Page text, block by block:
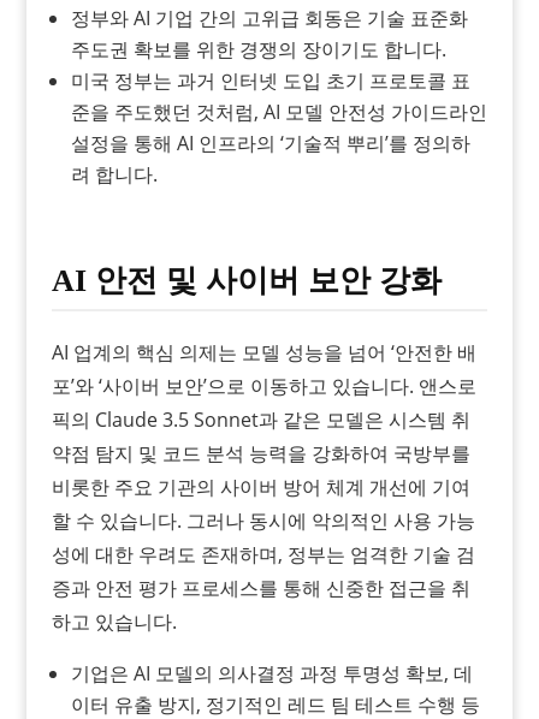
정부와 AI 기업 간의 고위급 회동은 기술 표준화
주도권 확보를 위한 경쟁의 장이기도 합니다.
미국 정부는 과거 인터넷 도입 초기 프로토콜 표
준을 주도했던 것처럼, AI 모델 안전성 가이드라인
설정을 통해 AI 인프라의 ‘기술적 뿌리’를 정의하
려 합니다.
AI 안전 및 사이버 보안 강화
AI 업계의 핵심 의제는 모델 성능을 넘어 ‘안전한 배
포’와 ‘사이버 보안’으로 이동하고 있습니다. 앤스로
픽의 Claude 3.5 Sonnet과 같은 모델은 시스템 취
약점 탐지 및 코드 분석 능력을 강화하여 국방부를
비롯한 주요 기관의 사이버 방어 체계 개선에 기여
할 수 있습니다. 그러나 동시에 악의적인 사용 가능
성에 대한 우려도 존재하며, 정부는 엄격한 기술 검
증과 안전 평가 프로세스를 통해 신중한 접근을 취
하고 있습니다.
기업은 AI 모델의 의사결정 과정 투명성 확보, 데
이터 유출 방지, 정기적인 레드 팀 테스트 수행 등